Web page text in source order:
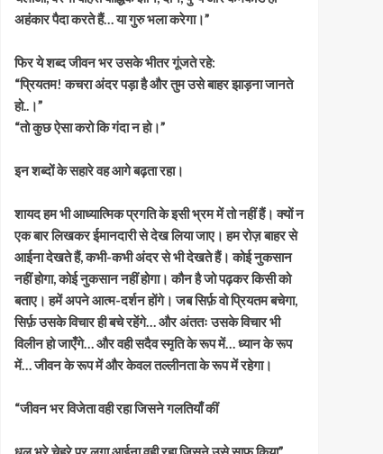
अहंकार पैदा करते हैं… या गुरु भला करेगा।”
फिर ये शब्द जीवन भर उसके भीतर गूंजते रहे:
“प्रियतम! कचरा अंदर पड़ा है और तुम उसे बाहर झाड़ना जानते
हो..।”
“तो कुछ ऐसा करो कि गंदा न हो।”
इन शब्दों के सहारे वह आगे बढ़ता रहा।
शायद हम भी आध्यात्मिक प्रगति के इसी भ्रम में तो नहीं हैं। क्यों न
एक बार लिखकर ईमानदारी से देख लिया जाए। हम रोज़ बाहर से
आईना देखते हैं, कभी-कभी अंदर से भी देखते हैं। कोई नुकसान
नहीं होगा, कोई नुकसान नहीं होगा। कौन है जो पढ़कर किसी को
बताए। हमें अपने आत्म-दर्शन होंगे। जब सिर्फ़ वो प्रियतम बचेगा,
सिर्फ़ उसके विचार ही बचे रहेंगे… और अंततः उसके विचार भी
विलीन हो जाएँगे… और वही सदैव स्मृति के रूप में… ध्यान के रूप
में… जीवन के रूप में और केवल तल्लीनता के रूप में रहेगा।
“जीवन भर विजेता वही रहा जिसने गलतियाँ कीं